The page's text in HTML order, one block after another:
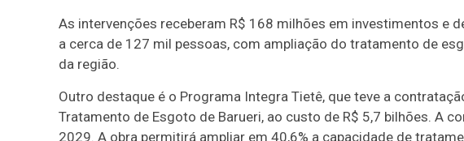
As intervenções receberam R$ 168 milhões em investimentos e
a cerca de 127 mil pessoas, com ampliação do tratamento de
da região.
Outro destaque é o Programa Integra Tietê, que teve a
Tratamento de Esgoto de Barueri, ao custo de R$ 5,7 bilhões. A
2029. A obra permitirá ampliar em 40,6% a capacidade de